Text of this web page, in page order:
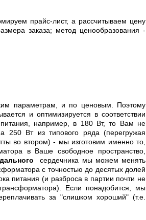
прайс-лист, а рассчитываем цену
заказа; метод ценообразования -
параметрам, и по ценовым. Поэтому
и оптимизируется в соответствии
например, в 180 Вт, то Вам не
250 Вт из типового ряда (перегружая
во втором) - мы изготовим именно то,
в Ваше свободное пространство,
сердечника мы можем менять
с точностью до десятых долей
питания (и разброса в партии почти не
Если понадобится, мы
за "слишком хороший" (т.е.